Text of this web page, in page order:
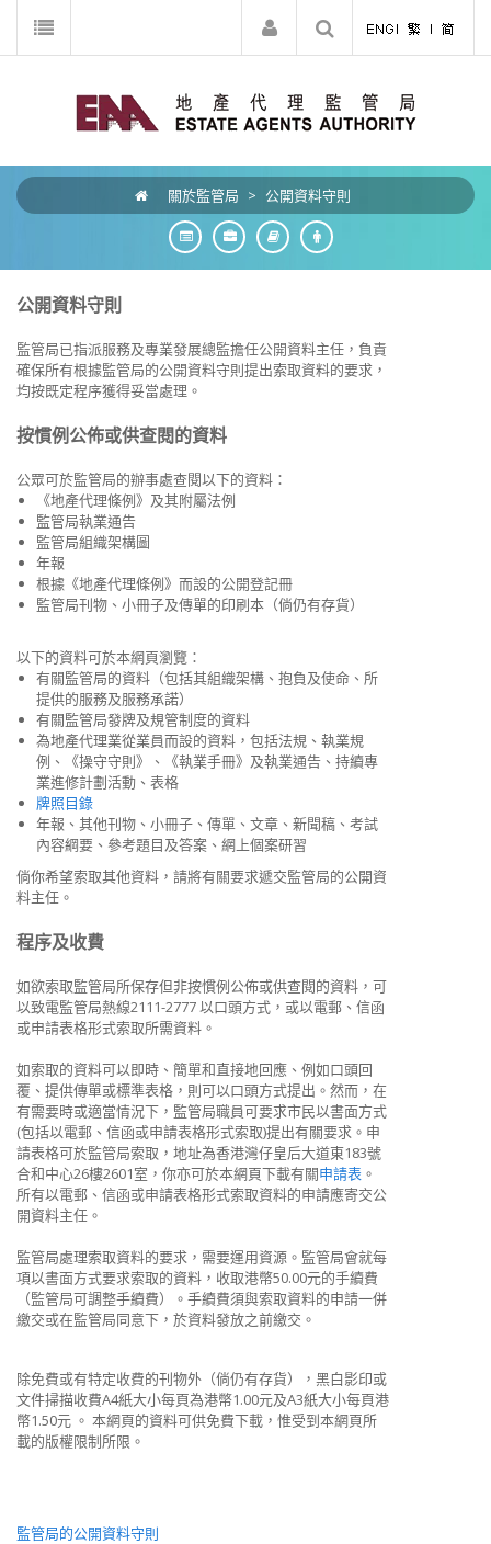
關於監管局 > 公開資料守則
公開資料守則
監管局已指派服務及專業發展總監擔任公開資料主任，負責
確保所有根據監管局的公開資料守則提出索取資料的要求，
均按既定程序獲得妥當處理。
按慣例公佈或供查閱的資料
公眾可於監管局的辦事處查閱以下的資料：
《地產代理條例》及其附屬法例
監管局執業通告
監管局組織架構圖
年報
根據《地產代理條例》而設的公開登記冊
監管局刊物、小冊子及傳單的印刷本（倘仍有存貨）
以下的資料可於本網頁瀏覽：
有關監管局的資料（包括其組織架構、抱負及使命、所
提供的服務及服務承諾）
有關監管局發牌及規管制度的資料
為地產代理業從業員而設的資料，包括法規、執業規
例、《操守守則》、《執業手冊》及執業通告、持續專
業進修計劃活動、表格
牌照目錄
年報、其他刊物、小冊子、傳單、文章、新聞稿、考試
內容綱要、參考題目及答案、網上個案研習
倘你希望索取其他資料，請將有關要求遞交監管局的公開資
料主任。
程序及收費
如欲索取監管局所保存但非按慣例公佈或供查閱的資料，可
以致電監管局熱線2111-2777 以口頭方式，或以電郵、信函
或申請表格形式索取所需資料。
如索取的資料可以即時、簡單和直接地回應、例如口頭回
覆、提供傳單或標準表格，則可以口頭方式提出。然而，在
有需要時或適當情況下，監管局職員可要求市民以書面方式
(包括以電郵、信函或申請表格形式索取)提出有關要求。申
請表格可於監管局索取，地址為香港灣仔皇后大道東183號
合和中心26樓2601室，你亦可於本網頁下載有關申請表 。
所有以電郵、信函或申請表格形式索取資料的申請應寄交公
開資料主任。
監管局處理索取資料的要求，需要運用資源。監管局會就每
項以書面方式要求索取的資料，收取港幣50.00元的手續費
（監管局可調整手續費）。手續費須與索取資料的申請一併
繳交或在監管局同意下，於資料發放之前繳交。
除免費或有特定收費的刊物外（倘仍有存貨），黑白影印或
文件掃描收費A4紙大小每頁為港幣1.00元及A3紙大小每頁港
幣1.50元 。 本網頁的資料可供免費下載，惟受到本網頁所
載的版權限制所限。
監管局的公開資料守則